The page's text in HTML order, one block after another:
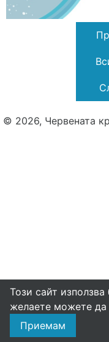
© 2026, Червената
Този сайт
желаете можете да
Приемам